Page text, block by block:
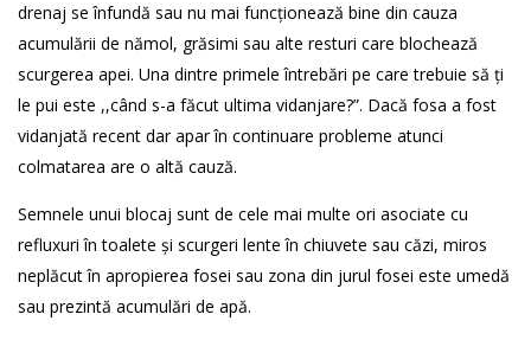
drenaj se înfundă sau nu mai funcționează bine din cauza
acumulării de nămol, grăsimi sau alte resturi care blochează
scurgerea apei. Una dintre primele întrebări pe care trebuie să ți
le pui este ,,când s-a făcut ultima vidanjare?”. Dacă fosa a fost
vidanjată recent dar apar în continuare probleme atunci
colmatarea are o altă cauză.
Semnele unui blocaj sunt de cele mai multe ori asociate cu
refluxuri în toalete și scurgeri lente în chiuvete sau căzi, miros
neplăcut în apropierea fosei sau zona din jurul fosei este umedă
sau prezintă acumulări de apă.